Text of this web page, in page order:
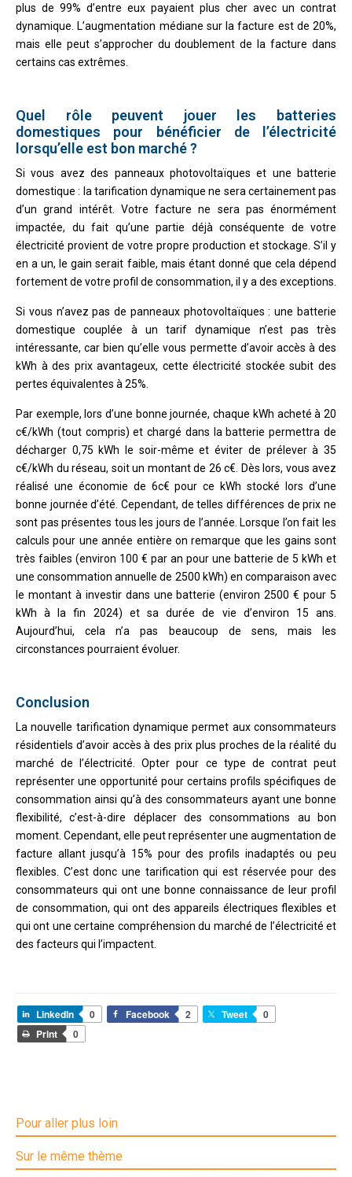
plus de 99% d’entre eux payaient plus cher avec un contrat
dynamique. L’augmentation médiane sur la facture est de 20%,
mais elle peut s’approcher du doublement de la facture dans
certains cas extrêmes.
Quel rôle peuvent jouer les batteries
domestiques pour bénéficier de l’électricité
lorsqu’elle est bon marché ?
Si vous avez des panneaux photovoltaïques et une batterie
domestique : la tarification dynamique ne sera certainement pas
d’un grand intérêt. Votre facture ne sera pas énormément
impactée, du fait qu’une partie déjà conséquente de votre
électricité provient de votre propre production et stockage. S’il y
en a un, le gain serait faible, mais étant donné que cela dépend
fortement de votre profil de consommation, il y a des exceptions.
Si vous n’avez pas de panneaux photovoltaïques : une batterie
domestique couplée à un tarif dynamique n’est pas très
intéressante, car bien qu’elle vous permette d’avoir accès à des
kWh à des prix avantageux, cette électricité stockée subit des
pertes équivalentes à 25%.
Par exemple, lors d’une bonne journée, chaque kWh acheté à 20
c€/kWh (tout compris) et chargé dans la batterie permettra de
décharger 0,75 kWh le soir-même et éviter de prélever à 35
c€/kWh du réseau, soit un montant de 26 c€. Dès lors, vous avez
réalisé une économie de 6c€ pour ce kWh stocké lors d’une
bonne journée d’été. Cependant, de telles différences de prix ne
sont pas présentes tous les jours de l’année. Lorsque l’on fait les
calculs pour une année entière on remarque que les gains sont
très faibles (environ 100 € par an pour une batterie de 5 kWh et
une consommation annuelle de 2500 kWh) en comparaison avec
le montant à investir dans une batterie (environ 2500 € pour 5
kWh à la fin 2024) et sa durée de vie d’environ 15 ans.
Aujourd’hui, cela n’a pas beaucoup de sens, mais les
circonstances pourraient évoluer.
Conclusion
La nouvelle tarification dynamique permet aux consommateurs
résidentiels d’avoir accès à des prix plus proches de la réalité du
marché de l’électricité. Opter pour ce type de contrat peut
représenter une opportunité pour certains profils spécifiques de
consommation ainsi qu’à des consommateurs ayant une bonne
flexibilité, c’est-à-dire déplacer des consommations au bon
moment. Cependant, elle peut représenter une augmentation de
facture allant jusqu’à 15% pour des profils inadaptés ou peu
flexibles. C’est donc une tarification qui est réservée pour des
consommateurs qui ont une bonne connaissance de leur profil
de consommation, qui ont des appareils électriques flexibles et
qui ont une certaine compréhension du marché de l’électricité et
des facteurs qui l’impactent.
LinkedIn 0 Facebook 2 Tweet
0
Print
0
Pour aller plus loin
Sur le même thème